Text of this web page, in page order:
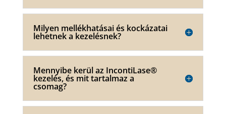
Milyen mellékhatásai és kockázatai
lehetnek a kezelésnek?
Mennyibe kerül az IncontiLase®
kezelés, és mit tartalmaz a
csomag?